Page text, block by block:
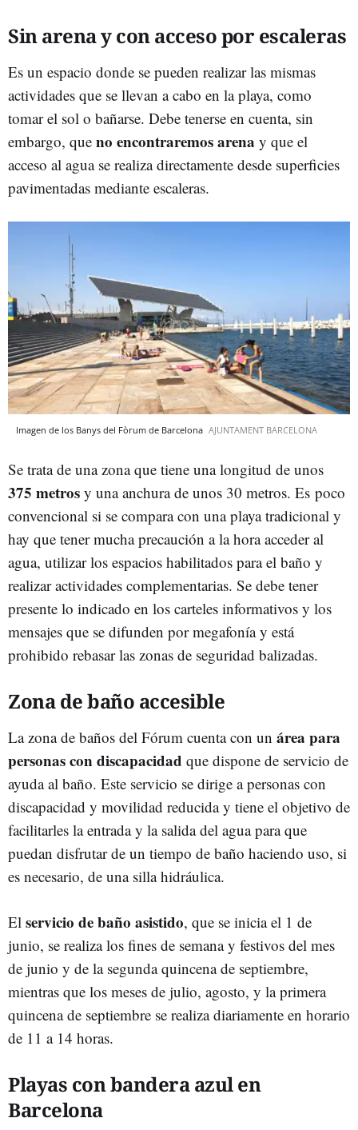
Sin arena y con acceso por escaleras
Es un espacio donde se pueden realizar las mismas
actividades que se llevan a cabo en la playa, como
tomar el sol o bañarse. Debe tenerse en cuenta, sin
embargo, que no encontraremos arena y que el
acceso al agua se realiza directamente desde superficies
pavimentadas mediante escaleras.
Imagen de los Banys del Fòrum de Barcelona AJUNTAMENT BARCELONA
Se trata de una zona que tiene una longitud de unos
375 metros y una anchura de unos 30 metros. Es poco
convencional si se compara con una playa tradicional y
hay que tener mucha precaución a la hora acceder al
agua, utilizar los espacios habilitados para el baño y
realizar actividades complementarias. Se debe tener
presente lo indicado en los carteles informativos y los
mensajes que se difunden por megafonía y está
prohibido rebasar las zonas de seguridad balizadas.
Zona de baño accesible
La zona de baños del Fórum cuenta con un área para
personas con discapacidad que dispone de servicio de
ayuda al baño. Este servicio se dirige a personas con
discapacidad y movilidad reducida y tiene el objetivo de
facilitarles la entrada y la salida del agua para que
puedan disfrutar de un tiempo de baño haciendo uso, si
es necesario, de una silla hidráulica.
El servicio de baño asistido, que se inicia el 1 de
junio, se realiza los fines de semana y festivos del mes
de junio y de la segunda quincena de septiembre,
mientras que los meses de julio, agosto, y la primera
quincena de septiembre se realiza diariamente en horario
de 11 a 14 horas.
Playas con bandera azul en
Barcelona